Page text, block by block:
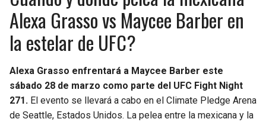
Alexa Grasso vs Maycee Barber en
la estelar de UFC?
Alexa Grasso enfrentará a Maycee Barber este
sábado 28 de marzo como parte del UFC Fight Night
271. El evento se llevará a cabo en el Climate Pledge Arena
de Seattle, Estados Unidos. La pelea entre la mexicana y la